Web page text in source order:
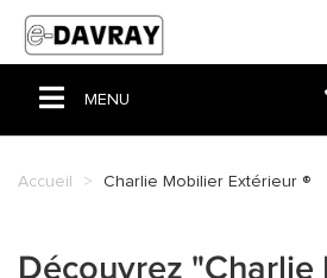
MENU
VOILE D'OMBRAGE
Accueil Charlie Mobilier Extérieur ®
Découvrez "Charlie